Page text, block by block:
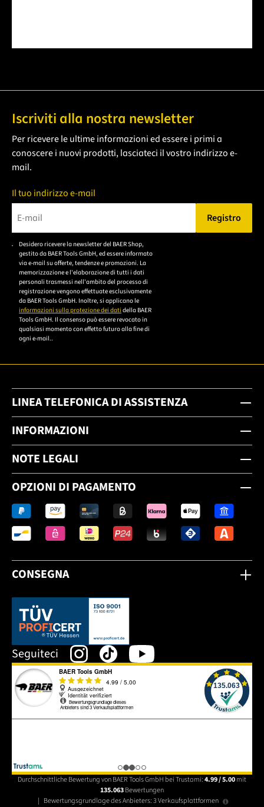
Iscriviti alla nostra newsletter
Per ricevere le ultime informazioni ed essere i primi a
conoscere i nuovi prodotti, lasciateci il vostro indirizzo e-
mail.
Il tuo indirizzo e-mail
Bitte geben Sie eine gültige E-Mail-Adresse ein.
Registro
Desidero ricevere la newsletter del BAER Shop,
gestito da BAER Tools GmbH, ed essere informato
via e-mail su offerte, tendenze e promozioni. La
memorizzazione e l'elaborazione di tutti i dati
personali trasmessi nell'ambito del processo di
registrazione vengono effettuate esclusivamente
da BAER Tools GmbH. Inoltre, si applicano le
informazioni sulla protezione dei dati della BAER
Tools GmbH. Il consenso può essere revocato in
qualsiasi momento con effetto futuro alla fine di
ogni e-mail..
LINEA TELEFONICA DI ASSISTENZA
INFORMAZIONI
NOTE LEGALI
OPZIONI DI PAGAMENTO
CONSEGNA
Dieser Link öffnet sich in einem neuen Tab.
Seguiteci
Durchschnittliche Bewertung von BAER Tools GmbH bei Trustami:4.99 / 5.00mit
135.063Bewertungen
| Bewertungsgrundlage des Anbieters: 3 Verkaufsplattformen